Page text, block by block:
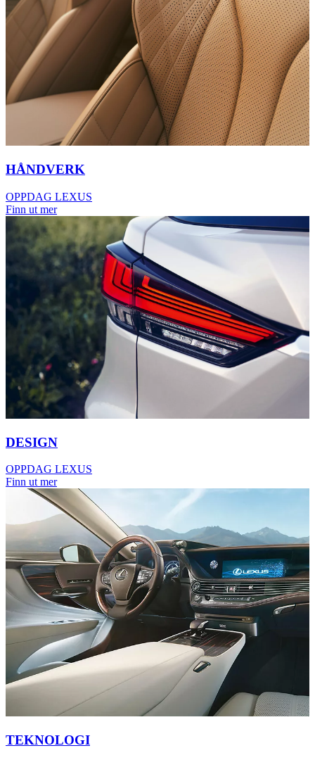
HÅNDVERK
OPPDAG LEXUS
Finn ut mer
DESIGN
OPPDAG LEXUS
Finn ut mer
TEKNOLOGI